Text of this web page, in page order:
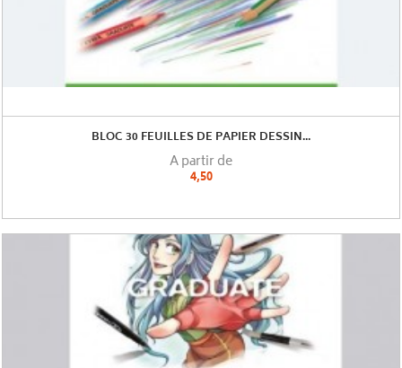
BLOC 30 FEUILLES DE PAPIER DESSIN...
A partir de
4,50